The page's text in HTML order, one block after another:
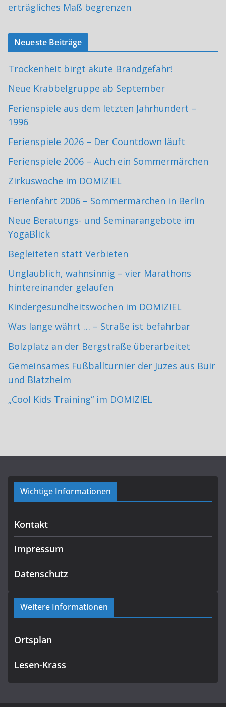
erträgliches Maß begrenzen
Neueste Beiträge
Trockenheit birgt akute Brandgefahr!
Neue Krabbelgruppe ab September
Ferienspiele aus dem letzten Jahrhundert –
1996
Ferienspiele 2026 – Der Countdown läuft
Ferienspiele 2006 – Auch ein Sommermärchen
Zirkuswoche im DOMIZIEL
Ferienfahrt 2006 – Sommermärchen in Berlin
Neue Beratungs- und Seminarangebote im
YogaBlick
Begleiteten statt Verbieten
Unglaublich, wahnsinnig – vier Marathons
hintereinander gelaufen
Kindergesundheitswochen im DOMIZIEL
Was lange währt … – Straße ist befahrbar
Bolzplatz an der Bergstraße überarbeitet
Gemeinsames Fußballturnier der Juzes aus Buir
und Blatzheim
„Cool Kids Training“ im DOMIZIEL
Wichtige Informationen
Kontakt
Impressum
Datenschutz
Weitere Informationen
Ortsplan
Lesen-Krass